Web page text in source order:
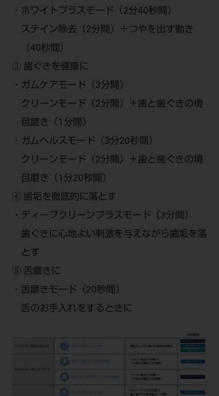
・ホワイトプラスモード（2分40秒間）
ステイン除去（2分間）＋つやを出す動き
（40秒間）
③ 歯ぐきを健康に
・ガムケアモード（3分間）
クリーンモード（2分間）＋歯と歯ぐきの境
目磨き（1分間）
・ガムヘルスモード（3分20秒間）
クリーンモード（2分間）＋歯と歯ぐきの境
目磨き（1分20秒間）
④ 歯垢を徹底的に落とす
・ディープクリーンプラスモード（3分間）
歯ぐきに心地よい刺激を与えながら歯垢を落
とす
⑤ 舌磨きに
・舌磨きモード（20秒間）
舌のお手入れをするときに